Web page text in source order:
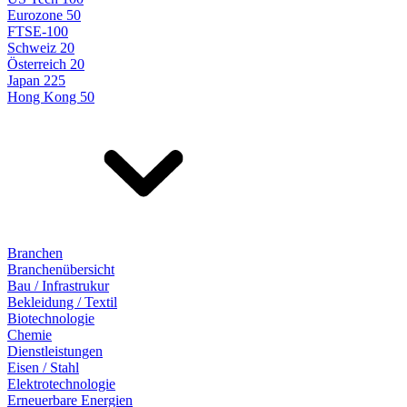
Eurozone 50
FTSE-100
Schweiz 20
Österreich 20
Japan 225
Hong Kong 50
Branchen
Branchenübersicht
Bau / Infrastrukur
Bekleidung / Textil
Biotechnologie
Chemie
Dienstleistungen
Eisen / Stahl
Elektrotechnologie
Erneuerbare Energien